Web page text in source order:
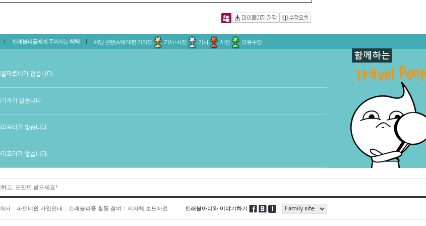
트래블피플에게 주어지는 혜택 해당 콘텐츠에 대한 기여도 기사+사진 기사 사진 오류수정
파트너가 없습니다.
자가 없습니다.
포터가 없습니다.
포터가 없습니다.
고, 포인트 받으세요!
서 파트너쉽 가입안내 트래블피플 활동 참여 지자체 보도자료 트래블아이와 이야기하기